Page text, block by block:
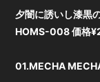
夕闇に誘いし漆黒
HOMS-008 価格
01.MECHA